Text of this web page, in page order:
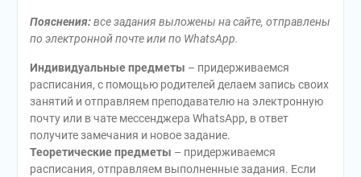
Пояснения:все задания выложены на сайте, отправлены
по электронной почте или по WhatsApp.
Индивидуальные предметы – придерживаемся
расписания, с помощью родителей делаем запись своих
занятий и отправляем преподавателю на электронную
почту или в чате месcенджера WhatsApp, в ответ
получите замечания и новое задание.
Теоретические предметы – придерживаемся
расписания, отправляем выполненные задания. Если